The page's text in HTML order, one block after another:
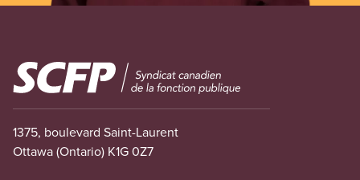
Image
1375, boulevard Saint-Laurent
Ottawa (Ontario) K1G 0Z7